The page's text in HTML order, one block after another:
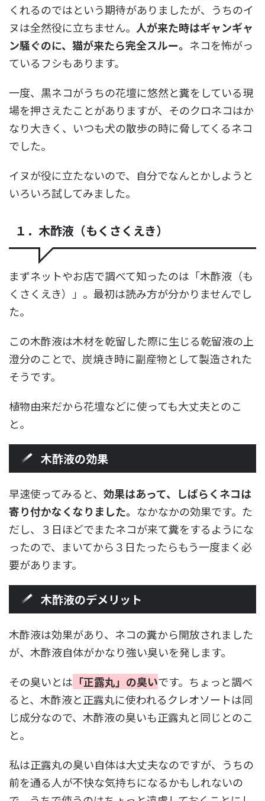
くれるのではという期待がありましたが、うちのイ
ヌは全然役に立ちません。 人が来た時はギャンギャ
ン騒ぐのに、猫が来たら完全スルー。 ネコを怖がっ
ているフシもあります。
一度、黒ネコがうちの花壇に悠然と糞をしている現
場を押さえたことがありますが、そのクロネコはか
なり大きく、いつも犬の散歩の時に脅してくるネコ
でした。
イヌが役に立たないので、自分でなんとかしようと
いろいろ試してみました。
１．木酢液（もくさくえき）
まずネットやお店で調べて知ったのは「木酢液（も
くさくえき）」。最初は読み方が分かりませんでし
た。
この木酢液は木材を乾留した際に生じる乾留液の上
澄分のことで、炭焼き時に副産物として製造された
そうです。
植物由来だから花壇などに使っても大丈夫とのこ
と。
木酢液の効果
早速使ってみると、 効果はあって、しばらくネコは
寄り付かなくなりました。 なかなかの効果です。た
だし、３日ほどでまたネコが来て糞をするようにな
ったので、まいてから３日たったらもう一度まく必
要があります。
木酢液のデメリット
木酢液は効果があり、ネコの糞から開放されました
が、木酢液自体がかなり強い臭いを発します。
その臭いとは 「正露丸」の臭いです。ちょっと調べ
ると、木酢液と正露丸に使われるクレオソートは同
じ成分なので、木酢液の臭いも正露丸と同じとのこ
と。
私は正露丸の臭い自体は大丈夫なのですが、うちの
前を通る人が不快な気持ちになるかもしれないの